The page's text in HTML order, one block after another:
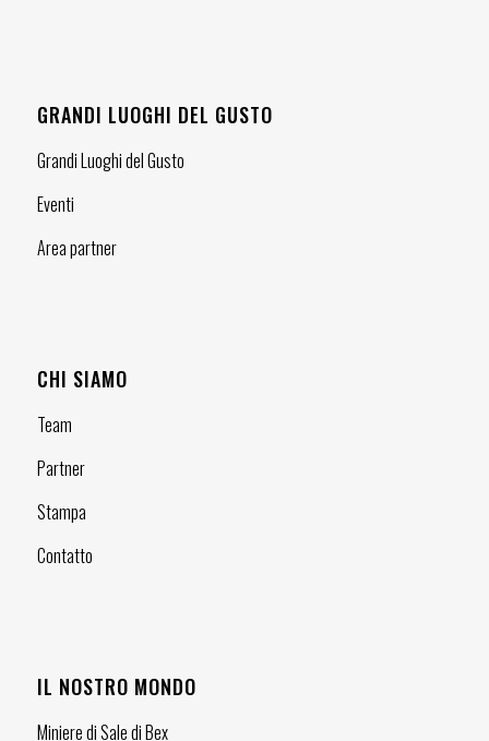
GRANDI LUOGHI DEL GUSTO
Grandi Luoghi del Gusto
Eventi
Area partner
CHI SIAMO
Team
Partner
Stampa
Contatto
IL NOSTRO MONDO
Miniere di Sale di Bex